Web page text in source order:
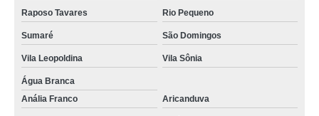
Raposo Tavares Rio Pequeno
Sumaré São Domingos
Vila Leopoldina Vila Sônia
Água Branca
Anália Franco
Aricanduva